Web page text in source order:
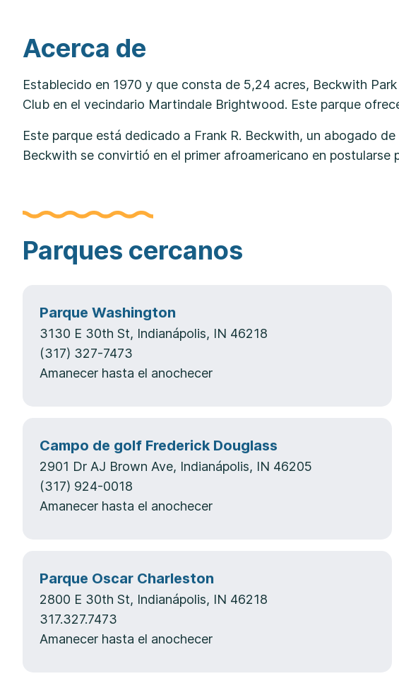
Acerca de
Establecido en 1970 y que consta de 5,24 acres, Beckwith
Club en el vecindario Martindale Brightwood. Este parque
Este parque está dedicado a Frank R. Beckwith, un abogado
Beckwith se convirtió en el primer afroamericano en postularse
Parques cercanos
Parque Washington
3130 E 30th St, Indianápolis, IN 46218
(317) 327-7473
Amanecer hasta el anochecer
Campo de golf Frederick Douglass
2901 Dr AJ Brown Ave, Indianápolis, IN 46205
(317) 924-0018
Amanecer hasta el anochecer
Parque Oscar Charleston
2800 E 30th St, Indianápolis, IN 46218
317.327.7473
Amanecer hasta el anochecer